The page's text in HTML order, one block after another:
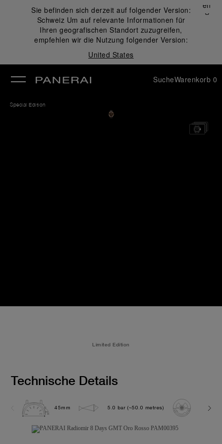
Sie befinden sich derzeit auf folgender Version:
Schweiz Um auf relevante Informationen für
Ihren geografischen Standort zuzugreifen,
empfehlen wir die Nutzung folgender Version:
United States
Schließen
✕
SucheWarenkorb 0
Special Edition
Limited Edition
Technische Details
45mm 5.0 bar (~50.0 metres) P2002/